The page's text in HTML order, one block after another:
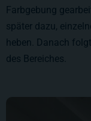
Farbgebung
später dazu,
heben. Danach
des Bereiches.